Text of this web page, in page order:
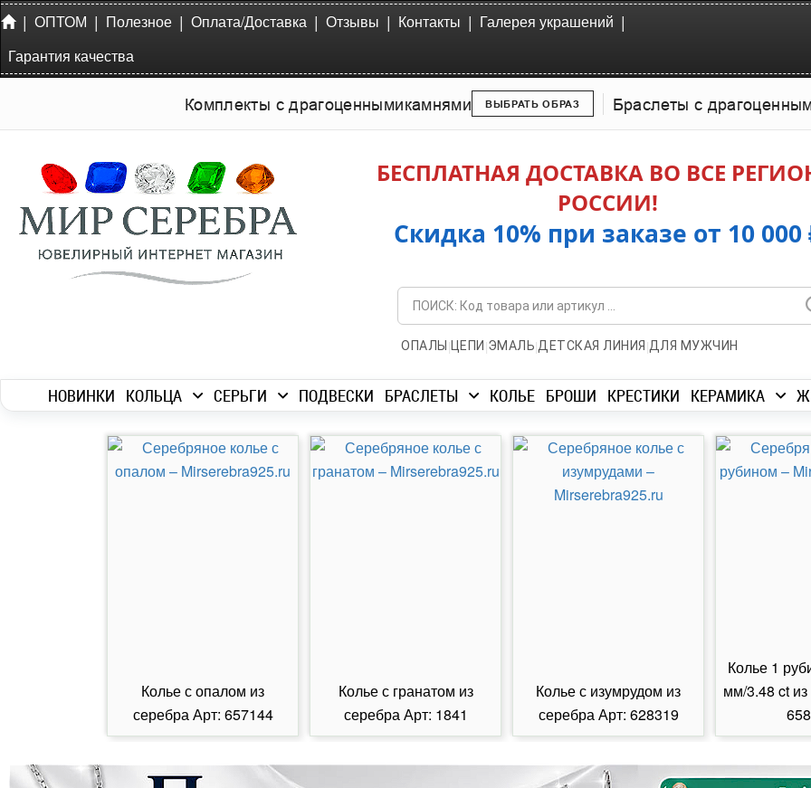
| ОПТОМ | Полезное | Оплата/Доставка | Отзывы | Контакты | Галерея украшений |
Гарантия качества
Комплекты с драгоценнымикамнями ВЫБРАТЬ ОБРАЗ Браслеты с
БЕСПЛАТНАЯ ДОСТАВКА ВО ВСЕ
РОССИИ!
Скидка 10% при заказе от 10 000
ОПАЛЫ | ЦЕПИ |ЭМАЛЬ|ДЕТСКАЯ ЛИНИЯ |ДЛЯ МУЖЧИН
НОВИНКИ КОЛЬЦА СЕРЬГИ ПОДВЕСКИ БРАСЛЕТЫ КОЛЬЕ БРОШИ КРЕСТИКИ КЕРАМИКА
Колье с опалом из
серебра Арт: 657144
Колье с гранатом из
серебра Арт: 1841
Колье с изумрудом из
серебра Арт: 628319
Колье 1
мм/3.48 ct